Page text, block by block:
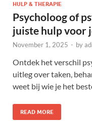
HULP & THERAPIE
Psycholoog of
juiste hulp voor
November 1, 2025 - by
Ontdek het verschil
uitleg over taken,
weet bij wie je het
READ MORE